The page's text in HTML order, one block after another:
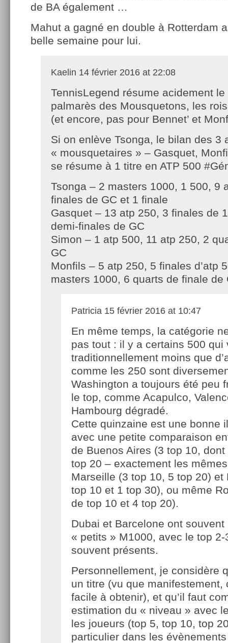
de BA également …
Mahut a gagné en double à Rotterdam
belle semaine pour lui.
Kaelin 14 février 2016 at 22:08
TennisLegend résume acidement le
palmarès des Mousquetons, les
(et encore, pas pour Bennet’ et
Si on enlève Tsonga, le bilan des 3
« mousquetaires » – Gasquet,
se résume à 1 titre en ATP 500
Tsonga – 2 masters 1000, 1 500, 9
finales de GC et 1 finale
Gasquet – 13 atp 250, 3 finales de
demi-finales de GC
Simon – 1 atp 500, 11 atp 250, 2
GC
Monfils – 5 atp 250, 5 finales d’atp
masters 1000, 6 quarts de finale de
Patricia 15 février 2016 at 10:47
En même temps, la catégorie
pas tout : il y a certains 500 qui
traditionnellement moins que
comme les 250 sont
Washington a toujours été peu
le top, comme Acapulco,
Hambourg dégradé.
Cette quinzaine est une bonne
avec une petite comparaison
de Buenos Aires (3 top 10,
top 20 – exactement les
Marseille (3 top 10, 5 top 20) et
top 10 et 1 top 30), ou même
de top 10 et 4 top 20).
Dubai et Barcelone ont
« petits » M1000, avec le top
souvent présents.
Personnellement, je considère
un titre (vu que manifestement,
facile à obtenir), et qu’il faut
estimation du « niveau » avec
les joueurs (top 5, top 10, top
particulier dans les